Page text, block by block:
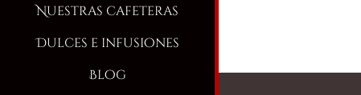
Nuestras cafeteras
Dulces e infusiones
Blog